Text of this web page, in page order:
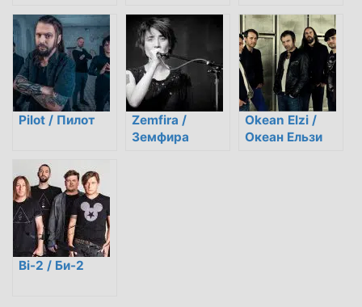
снайперы
Pilot / Пилот
Zemfira /
Земфира
Okean Elzi /
Океан Ельзи
Bi-2 / Би-2